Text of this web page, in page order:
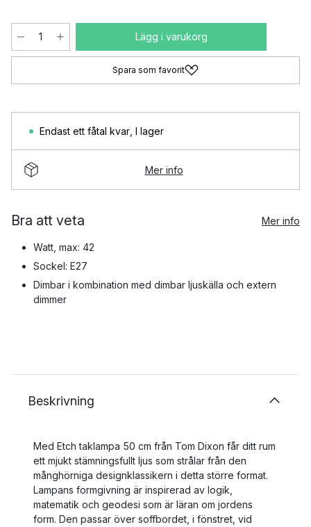
Lägg i varukorg
Spara som favorit
Endast ett fåtal kvar I lager
Mer info
Bra att veta Mer info
Watt, max: 42
Sockel: E27
Dimbar i kombination med dimbar ljuskälla och extern
dimmer
Beskrivning
Med Etch taklampa 50 cm från Tom Dixon får ditt rum
ett mjukt stämningsfullt ljus som strålar från den
månghörniga designklassikern i detta större format.
Lampans formgivning är inspirerad av logik,
matematik och geodesi som är läran om jordens
form. Den passar över soffbordet, i fönstret, vid